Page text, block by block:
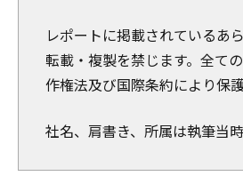
レポートに掲載されているあ
転載・複製を禁じます。全て
作権法及び国際条約により保
社名、肩書き、所属は執筆当時